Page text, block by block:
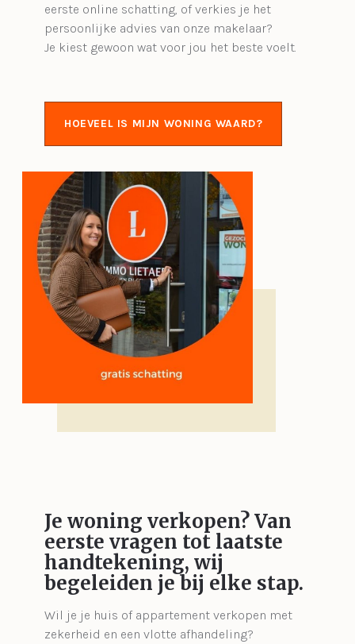
eerste online schatting, of verkies je het
persoonlijke advies van onze makelaar?
Je kiest gewoon wat voor jou het beste voelt.
HOEVEEL IS MIJN WONING WAARD?
Je woning verkopen?Van
eerste vragen tot laatste
handtekening, wij
begeleiden je bij elke stap.
Wil je je huis of appartement verkopen met
zekerheid en een vlotte afhandeling?